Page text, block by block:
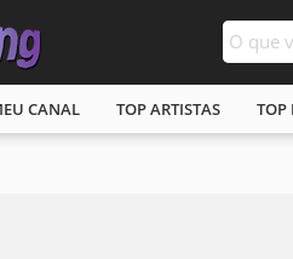
CANAL TOP ARTISTAS TOP